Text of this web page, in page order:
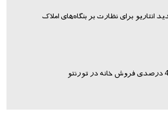
انتاریو برای نظارت بر بنگاه‌های املاک